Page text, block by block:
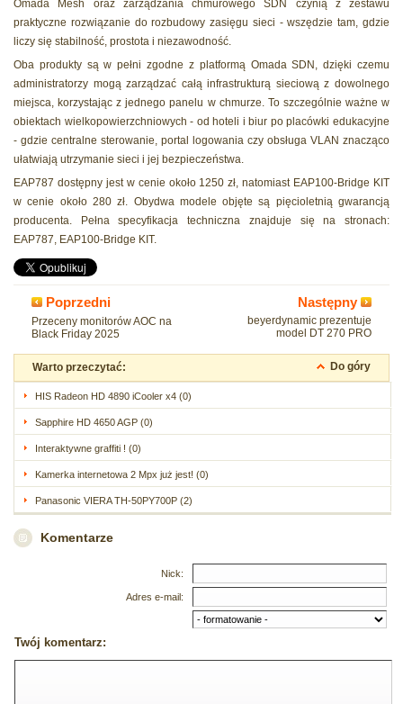
Omada Mesh oraz zarządzania chmurowego SDN czynią z zestawu
praktyczne rozwiązanie do rozbudowy zasięgu sieci - wszędzie tam, gdzie
liczy się stabilność, prostota i niezawodność.
Oba produkty są w pełni zgodne z platformą Omada SDN, dzięki czemu
administratorzy mogą zarządzać całą infrastrukturą sieciową z dowolnego
miejsca, korzystając z jednego panelu w chmurze. To szczególnie ważne w
obiektach wielkopowierzchniowych - od hoteli i biur po placówki edukacyjne
- gdzie centralne sterowanie, portal logowania czy obsługa VLAN znacząco
ułatwiają utrzymanie sieci i jej bezpieczeństwa.
EAP787 dostępny jest w cenie około 1250 zł, natomiast EAP100-Bridge KIT
w cenie około 280 zł. Obydwa modele objęte są pięcioletnią gwarancją
producenta. Pełna specyfikacja techniczna znajduje się na stronach:
EAP787, EAP100-Bridge KIT.
Poprzedni
Przeceny monitorów AOC na
Black Friday 2025
Następny
beyerdynamic prezentuje
model DT 270 PRO
Warto przeczytać: Do góry
HIS Radeon HD 4890 iCooler x4 (0)
Sapphire HD 4650 AGP (0)
Interaktywne graffiti ! (0)
Kamerka internetowa 2 Mpx już jest! (0)
Panasonic VIERA TH-50PY700P (2)
Komentarze
Nick:
Adres e-mail:
Twój komentarz: